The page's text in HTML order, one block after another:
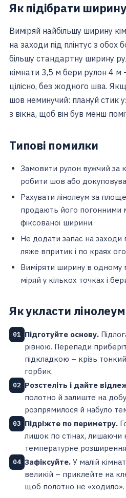
Як підібрати
Виміряй найбільшу ширину
на заходи під плінтус з обох
більшу стандартну ширину
кімнати 3,5 м бери рулон 4 м
цілісно, без жодного шва.
шов неминучий: плануй стик
з вікна, щоб він був менш
Типові помилки
Замовити рулон вужчий за
робити шов або
Рахувати лінолеум за
продають його погонними
фіксованої ширини.
Не додати запас на заходи
ляже впритик і по краях
Виміряти ширину в одному
міряй у кількох точках і
Як укласти
01 Підготуйте основу.
рівною. Перепади
підкладкою – крізь
горбик.
02 Розстеліть і дайте
полотно й залиште на
розпрямилося й набуло
03 Підріжте по периметру.
лишок по стінах, лишаючи
температурне
04 Зафіксуйте. У малій
великій – приклейте на
щоб полотно не «ходило».